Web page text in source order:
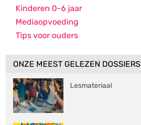
Kinderen 0-6 jaar
Mediaopvoeding
Tips voor ouders
ONZE MEEST GELEZEN DOSSIERS
Lesmateriaal